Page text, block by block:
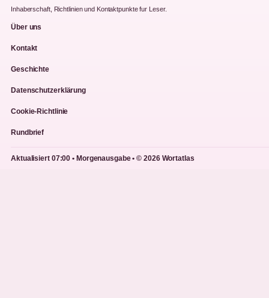
Inhaberschaft, Richtlinien und Kontaktpunkte fur Leser.
Über uns
Kontakt
Geschichte
Datenschutzerklärung
Cookie-Richtlinie
Rundbrief
Aktualisiert 07:00 • Morgenausgabe • © 2026 Wortatlas